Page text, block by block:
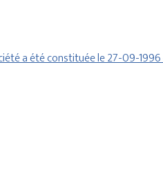
a été constituée le 27-09-